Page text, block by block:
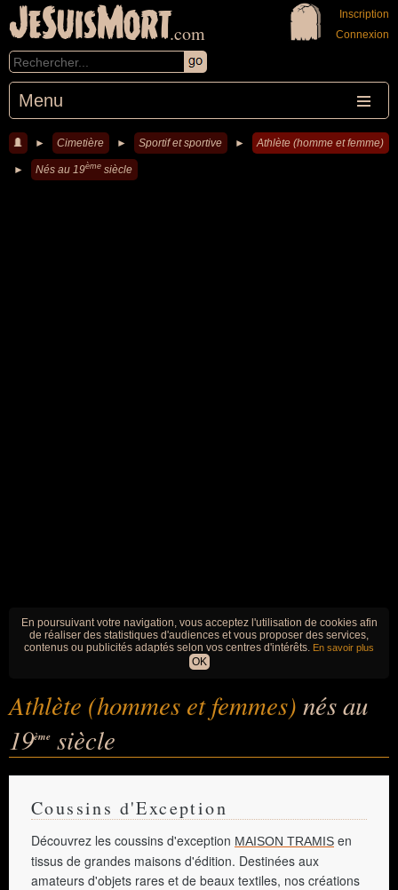
JeSuisMort.com
Menu
Inscription
Connexion
► Cimetière ► Sportif et sportive ► Athlète (homme et femme)
► Nés au 19ème siècle
En poursuivant votre navigation, vous acceptez l'utilisation de cookies afin
de réaliser des statistiques d'audiences et vous proposer des services,
contenus ou publicités adaptés selon vos centres d'intérêts. En savoir plus
OK
Athlète (hommes et femmes) nés au
19ème siècle
Coussins d'Exception
Découvrez les coussins d'exception MAISON TRAMIS en
tissus de grandes maisons d'édition. Destinées aux
amateurs d'objets rares et de beaux textiles, nos créations